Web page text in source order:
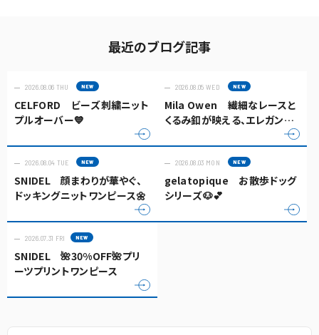
最近のブログ記事
2026.08.06 THU
CELFORD ビーズ刺繍ニット
プルオーバー💙
2026.08.05 WED
Mila Owen 繊細なレースと
くるみ釦が映える、エレガント
2026.08.04 TUE
SNIDEL 顔まわりが華やぐ、
ドッキングニットワンピース🌼
2026.08.03 MON
gelatopique お散歩ドッグ
シリーズ🐶💕
2026.07.31 FRI
SNIDEL 🌺30%OFF🌺プリ
ーツプリントワンピース